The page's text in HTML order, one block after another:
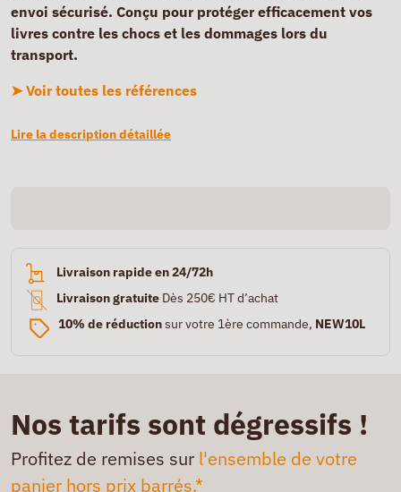
envoi sécurisé. Conçu pour protéger efficacement vos
livres contre les chocs et les dommages lors du
transport.
➤ Voir toutes les références
Lire la description détaillée
Livraison rapide en 24/72h
Livraison gratuite Dès 250€ HT d’achat
10% de réductionsur votre 1ère commande, NEW10L
Nos tarifs sont dégressifs !
Profitez de remises sur l'ensemble de votre
panier hors prix barrés.*